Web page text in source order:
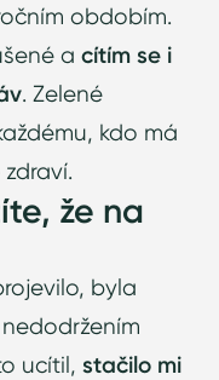
obdobím.
acítím se i
. Zelené
kdo má
že na
byla
ucítil,stačilo mi